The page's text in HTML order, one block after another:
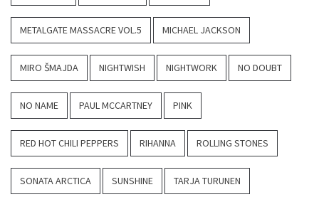
METALGATE MASSACRE VOL.5 MICHAEL JACKSON
MIRO ŠMAJDA NIGHTWISH NIGHTWORK NO DOUBT
NO NAME PAUL MCCARTNEY PINK
RED HOT CHILI PEPPERS RIHANNA ROLLING STONES
SONATA ARCTICA SUNSHINE TARJA TURUNEN